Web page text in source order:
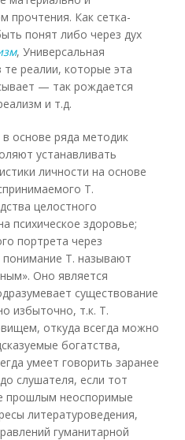
прочтения. Как сетка-
понят либо через дух
, Универсальная
реалии, которые эта
— так рождается
и т.д.
основе ряда методик
устанавливать
личности на основе
Т.
целостного
психическое здоровье;
портрета через
понимание Т. называют
Оно является
существование
избыточно, т.к. Т.
откуда всегда можно
богатства,
умеет говорить заранее
слушателя, если тот
прошлым неоспоримые
литературоведения,
гуманитарной